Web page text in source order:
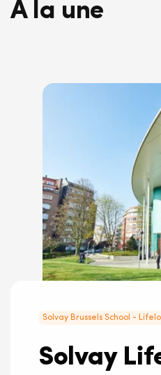
À la une
Solvay Brussels School -
Solvay